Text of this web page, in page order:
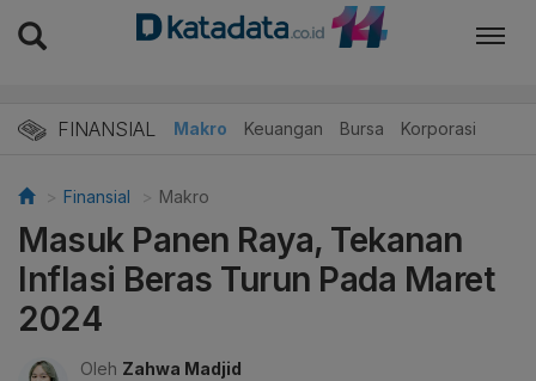
FINANSIAL Makro Keuangan Bursa Korporasi
Finansial Makro
Masuk Panen Raya, Tekanan
Inflasi Beras Turun Pada Maret
2024
Oleh Zahwa Madjid